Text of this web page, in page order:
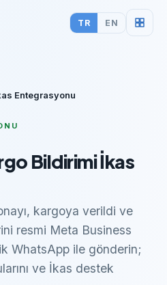
TR EN
Entegrasyonu
Bildirimi İkas
kargoya verildi ve
resmi Meta Business
WhatsApp ile gönderin;
ve İkas destek